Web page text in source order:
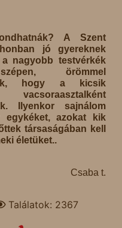
A Szent
jó gyereknek
nagyobb testvérkék
örömmel
hogy a kicsik
Ilyenkor sajnálom
egykéket, azokat kik
társaságában kell
életüket..
Csaba t.
Találatok: 2367